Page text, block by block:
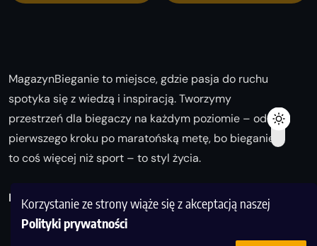
Korzystanie ze strony wiąże się z akceptacją naszej
Polityki prywatności
MagazynBieganie to miejsce, gdzie pasja do ruchu
spotyka się z wiedzą i inspiracją. Tworzymy
przestrzeń dla biegaczy na każdym poziomie – od
pierwszego kroku po maratońską metę, bo bieganie
to coś więcej niż sport – to styl życia.
Biegaj z nami i odkrywaj swoją najlepszą wersję!